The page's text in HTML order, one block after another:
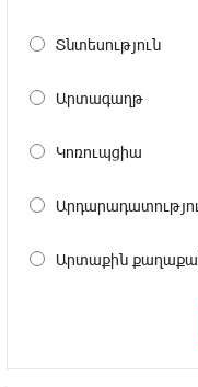
պաշտոնական
23:32:35 6-
ամպրոպ․
Խոշոր
Տնտեսություն
Արտագաղթ
Կոռուպցիա
Արտաքին